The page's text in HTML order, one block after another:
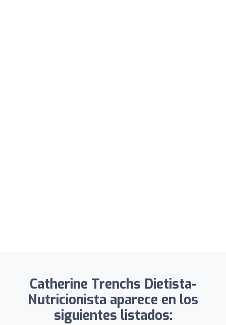
Catherine Trenchs Dietista-
Nutricionista aparece en los
siguientes listados: